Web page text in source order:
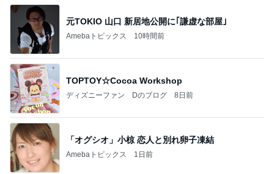
元TOKIO 山口 新居地公開に｢謙虚な部屋｣
Amebaトピックス 10時間前
TOPTOY☆Cocoa Workshop
ディズニーファン Dのブログ 8日前
「オグシオ」小椋 恋人と別れ卵子凍結
Amebaトピックス 1日前